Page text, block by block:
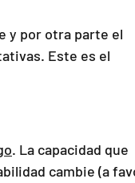
y por otra parte el
Este es el
. La capacidad que
cambie (a